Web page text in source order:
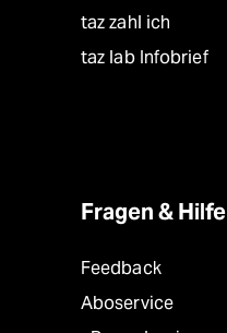
taz zahl ich
taz lab Infobrief
Fragen & Hilfe
Feedback
Aboservice